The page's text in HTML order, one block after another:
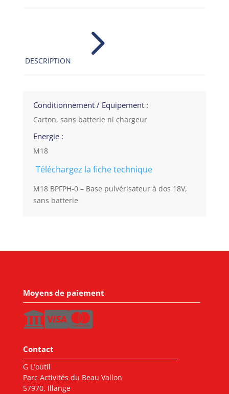
DESCRIPTION 5
Conditionnement / Equipement :
Carton, sans batterie ni chargeur
Energie :
M18
Téléchargez la fiche technique
M18 BPFPH-0 – Base pulvérisateur à dos 18V,
sans batterie
Moyens de paiement
Contact
G L'outil
Parc Activités du Beau Vallon
57970, Illange